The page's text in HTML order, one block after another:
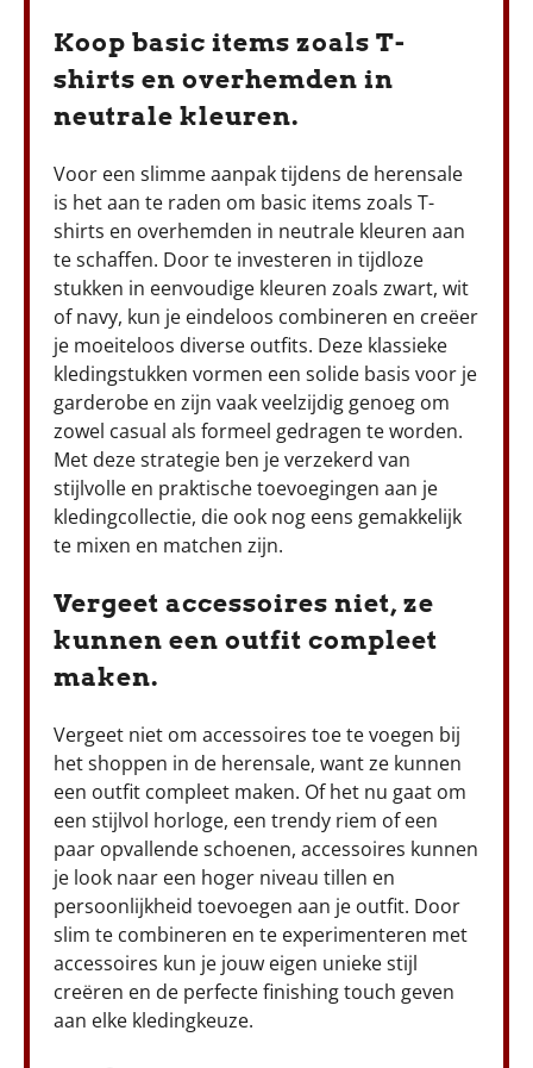
Koop basic items zoals T-
shirts en overhemden in
neutrale kleuren.
Voor een slimme aanpak tijdens de herensale
is het aan te raden om basic items zoals T-
shirts en overhemden in neutrale kleuren aan
te schaffen. Door te investeren in tijdloze
stukken in eenvoudige kleuren zoals zwart, wit
of navy, kun je eindeloos combineren en creëer
je moeiteloos diverse outfits. Deze klassieke
kledingstukken vormen een solide basis voor je
garderobe en zijn vaak veelzijdig genoeg om
zowel casual als formeel gedragen te worden.
Met deze strategie ben je verzekerd van
stijlvolle en praktische toevoegingen aan je
kledingcollectie, die ook nog eens gemakkelijk
te mixen en matchen zijn.
Vergeet accessoires niet, ze
kunnen een outfit compleet
maken.
Vergeet niet om accessoires toe te voegen bij
het shoppen in de herensale, want ze kunnen
een outfit compleet maken. Of het nu gaat om
een stijlvol horloge, een trendy riem of een
paar opvallende schoenen, accessoires kunnen
je look naar een hoger niveau tillen en
persoonlijkheid toevoegen aan je outfit. Door
slim te combineren en te experimenteren met
accessoires kun je jouw eigen unieke stijl
creëren en de perfecte finishing touch geven
aan elke kledingkeuze.